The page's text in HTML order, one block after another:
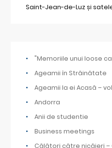
Saint-Jean-de-Luz și
"Memoriile unui loose
Ageamii în Străinătate
Ageamii la ei Acasă –
Andorra
Anii de studentie
Business meetings
Călători către nicăieri –